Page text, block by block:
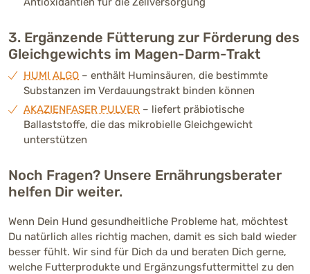
3. Ergänzende Fütterung zur Förderung des
Gleichgewichts im Magen-Darm-Trakt
HUMI ALGO – enthält Huminsäuren, die bestimmte
Substanzen im Verdauungstrakt binden können
AKAZIENFASER PULVER – liefert präbiotische
Ballaststoffe, die das mikrobielle Gleichgewicht
unterstützen
Noch Fragen? Unsere Ernährungsberater
helfen Dir weiter.
Wenn Dein Hund gesundheitliche Probleme hat, möchtest
Du natürlich alles richtig machen, damit es sich bald wieder
besser fühlt. Wir sind für Dich da und beraten Dich gerne,
welche Futterprodukte und Ergänzungsfuttermittel zu den